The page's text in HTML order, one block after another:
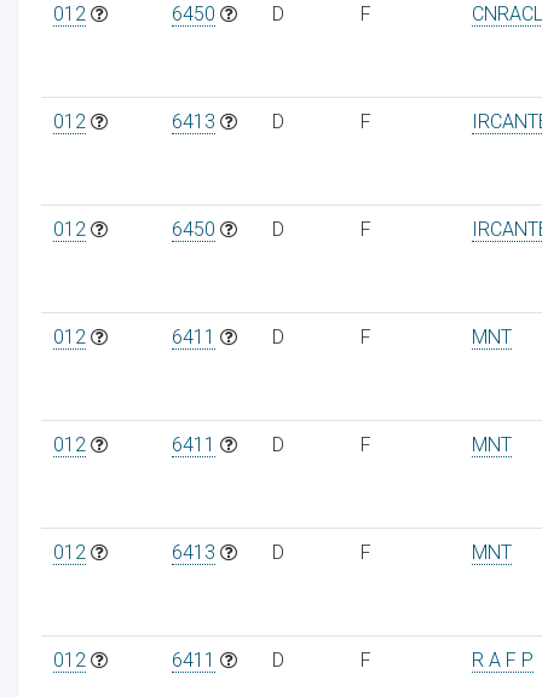
012 6450 D F CNRACL
012 6413 D F
012 6450 D F
012 6411 D F MNT
012 6411 D F MNT
012 6413 D F MNT
012 6411 D F R A F P